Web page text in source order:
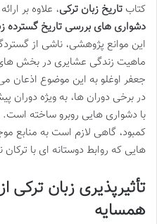
کتاب تاریخ زبان ترکی، علاوه بر
دشواری های بررسی تاریخ گسترده
این موانع پژوهشی، ناشی از
ماهیت زندگی عشایری در بخش
جعفر اوغلو به این موضوع اذعان
در برخی دوران ها، به ویژه دوران
با دشواری هایی روبرو ساخته است.
کمبود، گاهی لازم است به منابع
هایی که روابط دوستانه ای با
تأثیرپذیری زبان
همسایه